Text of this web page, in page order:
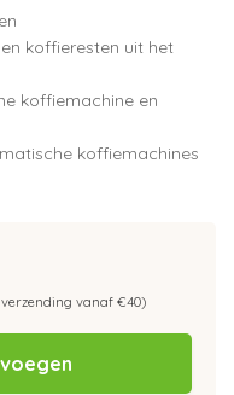
koffieresten uit het
koffiemachine en
koffiemachines
vanaf €40)